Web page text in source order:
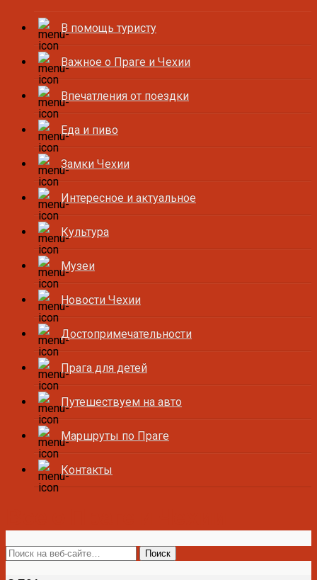
В помощь туристу
Важное о Праге и Чехии
Впечатления от поездки
Еда и пиво
Замки Чехии
Интересное и актуальное
Культура
Музеи
Новости Чехии
Достопримечательности
Прага для детей
Путешествуем на авто
Маршруты по Праге
Контакты